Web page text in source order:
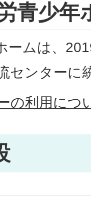
青少年
ームは、
センターに
の利用につ